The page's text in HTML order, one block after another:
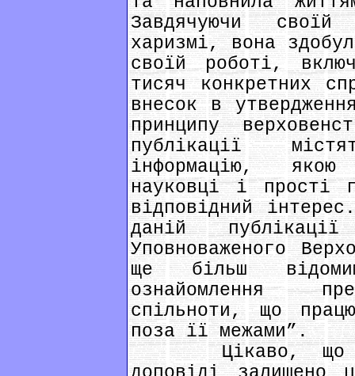
Завдячуючи
харизмі, вона
своїй роботі,
тисяч конкретних
внесок в
принципу
публікації
інформацію, якою
науковці і прості
відповідний
даній
Уповноваженого
ще більш
ознайомлення
спільноти, що
поза її межами”.
Цікаво, що в